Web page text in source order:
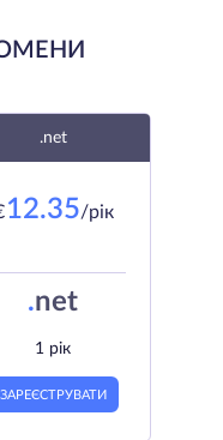
.net
12.35/рік
.net
1 рік
ЗАРЕЄСТРУВАТИ